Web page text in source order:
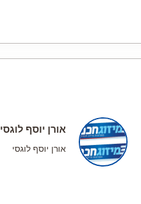
אורן יוסף לוגסי
אורן יוסף לוגסי